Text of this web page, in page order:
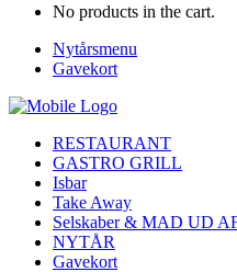
No products in the cart.
Nytårsmenu
Gavekort
RESTAURANT
GASTRO GRILL
Isbar
Take Away
Selskaber & MAD UD
NYTÅR
Gavekort